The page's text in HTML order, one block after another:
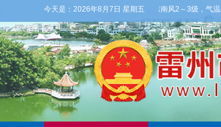
今天是： 2026年8月7日 星期五
天，阴天间多云，有雷阵雨，局部大雨，东南风2～3级，气温25